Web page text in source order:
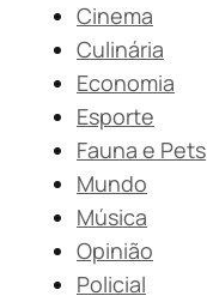
Cinema
Culinária
Economia
Esporte
Fauna e Pets
Mundo
Música
Opinião
Policial